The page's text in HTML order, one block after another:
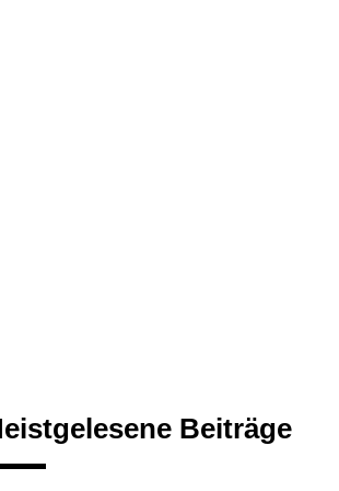
Beiträge